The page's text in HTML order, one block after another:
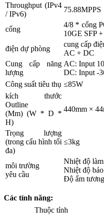
Throughput (IPv4
/ IPv6)
75.88MPPS
cổng
4/8 * cổng
10GE SFP +
điện dự phòng
cung cấp
AC + DC
Cung cấp năng
lượng
AC: Input
DC: Input -
Công suất tiêu thụ ≤85W
kích thước
Outline
(Mm) (W * D *
H)
440mm ×
Trọng lượng
(trong cấu hình tối
đa)
≤3kg
môi trường
yêu cầu
Nhiệt độ
Nhiệt độ
Độ ẩm
Các tính năng:
Thuộc tính